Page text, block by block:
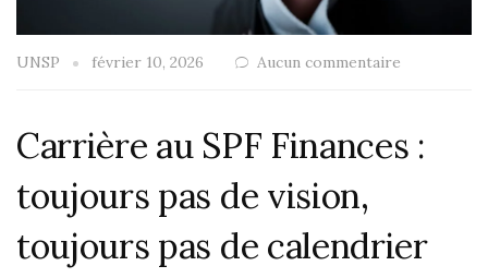
UNSP février 10, 2026 Aucun commentaire
Carrière au SPF Finances :
toujours pas de vision,
toujours pas de calendrier